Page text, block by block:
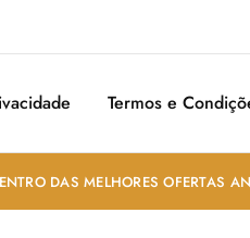
Termos e
DAS MELHORES OFERTAS